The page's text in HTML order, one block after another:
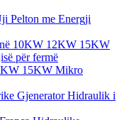
Pelton me Energji
15KW Mikro